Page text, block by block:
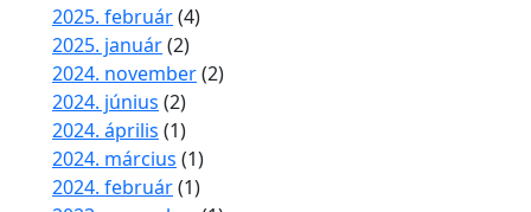
2025. február(4)
2025. január(2)
2024. november(2)
2024. június (2)
2024. április (1)
2024. március (1)
2024. február(1)